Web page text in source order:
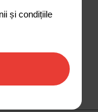
și condițiile